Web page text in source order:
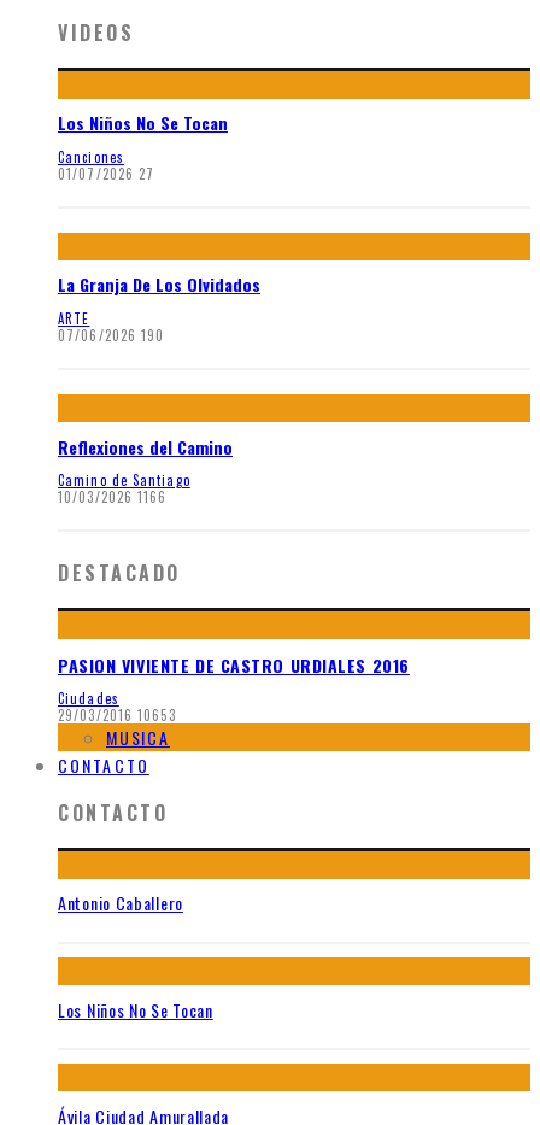
VIDEOS
Los Niños No Se Tocan
Canciones
01/07/2026 27
La Granja De Los Olvidados
ARTE
07/06/2026 190
Reflexiones del Camino
Camino de Santiago
10/03/2026 1166
DESTACADO
PASION VIVIENTE DE CASTRO URDIALES 2016
Ciudades
29/03/2016 10653
MUSICA
CONTACTO
CONTACTO
Antonio Caballero
Los Niños No Se Tocan
Ávila Ciudad Amurallada